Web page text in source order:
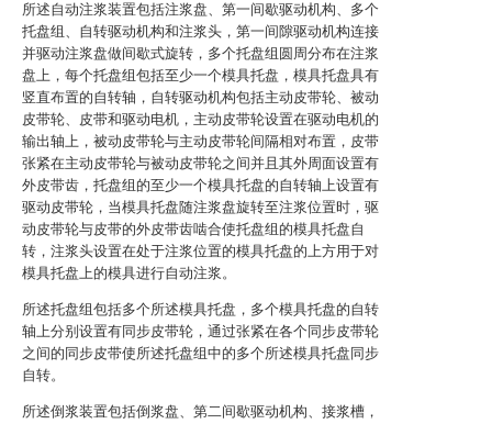
所述自动注浆装置包括注浆盘、第一间歇驱动机构、多个
托盘组、自转驱动机构和注浆头，第一间隙驱动机构连接
并驱动注浆盘做间歇式旋转，多个托盘组圆周分布在注浆
盘上，每个托盘组包括至少一个模具托盘，模具托盘具有
竖直布置的自转轴，自转驱动机构包括主动皮带轮、被动
皮带轮、皮带和驱动电机，主动皮带轮设置在驱动电机的
输出轴上，被动皮带轮与主动皮带轮间隔相对布置，皮带
张紧在主动皮带轮与被动皮带轮之间并且其外周面设置有
外皮带齿，托盘组的至少一个模具托盘的自转轴上设置有
驱动皮带轮，当模具托盘随注浆盘旋转至注浆位置时，驱
动皮带轮与皮带的外皮带齿啮合使托盘组的模具托盘自
转，注浆头设置在处于注浆位置的模具托盘的上方用于对
模具托盘上的模具进行自动注浆。
所述托盘组包括多个所述模具托盘，多个模具托盘的自转
轴上分别设置有同步皮带轮，通过张紧在各个同步皮带轮
之间的同步皮带使所述托盘组中的多个所述模具托盘同步
自转。
所述倒浆装置包括倒浆盘、第二间歇驱动机构、接浆槽，